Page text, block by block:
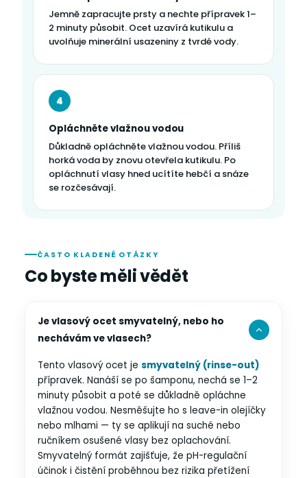
Jemně zapracujte prsty a nechte přípravek 1–
2 minuty působit. Ocet uzavírá kutikulu a
uvolňuje minerální usazeniny z tvrdé vody.
4
Opláchněte vlažnou vodou
Důkladně opláchněte vlažnou vodou. Příliš
horká voda by znovu otevřela kutikulu. Po
opláchnutí vlasy hned ucítíte hebčí a snáze
se rozčesávají.
ČASTO KLADENÉ OTÁZKY
Co byste měli vědět
Je vlasový ocet smyvatelný, nebo ho
nechávám ve vlasech?
Tento vlasový ocet je smyvatelný (rinse-out)
přípravek. Nanáší se po šamponu, nechá se 1–2
minuty působit a poté se důkladně opláchne
vlažnou vodou. Nesměšujte ho s leave-in olejíčky
nebo mlhami — ty se aplikují na suché nebo
ručníkem osušené vlasy bez oplachování.
Smyvatelný formát zajišťuje, že pH-regulační
účinok i čistění proběhnou bez rizika přetížení